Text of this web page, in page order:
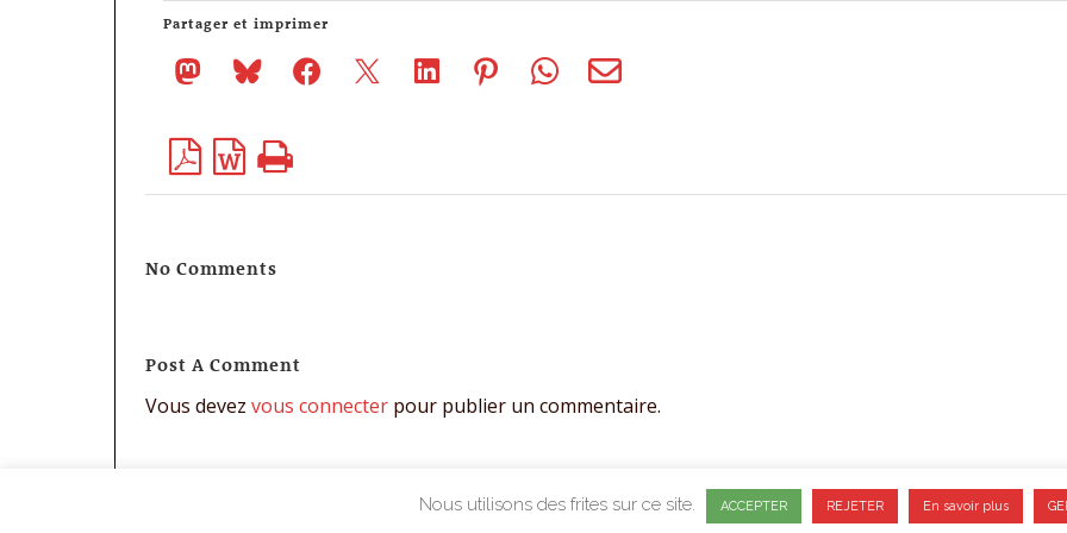
Partager et imprimer
No Comments
Post A Comment
Vous devez vous connecter pour publier un commentaire.
CONFIDENTIALITECGV
Nous utilisons des frites sur ce site. ACCEPTER REJETER En savoir plus